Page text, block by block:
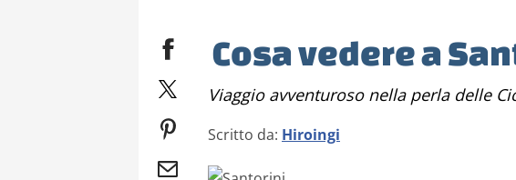
Cosa vedere a
Viaggio avventuroso nella perla delle
Scritto da: Hiroingi